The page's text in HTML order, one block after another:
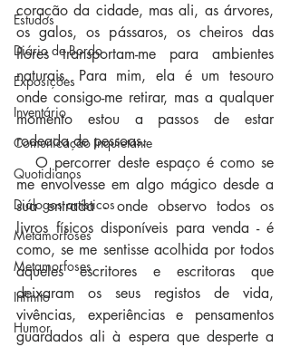
Estudos
Diário de Bordo
Exposições
Inventário
Comunicação Inquietante
Quotidianos
Diálogos artísticos
Metamorfoses
Metamorfoses
Infinito
Humor
coração da cidade, mas ali, as árvores,
os galos, os pássaros, os cheiros das
flores transportam-me para ambientes
naturais. Para mim, ela é um tesouro
onde consigo-me retirar, mas a qualquer
momento estou a passos de estar
rodeada de pessoas.
   O percorrer deste espaço é como se
me envolvesse em algo mágico desde a
sua entrada - onde observo todos os
livros físicos disponíveis para venda - é
como, se me sentisse acolhida por todos
aqueles escritores e escritoras que
deixaram os seus registos de vida,
vivências, experiências e pensamentos
guardados ali à espera que desperte a